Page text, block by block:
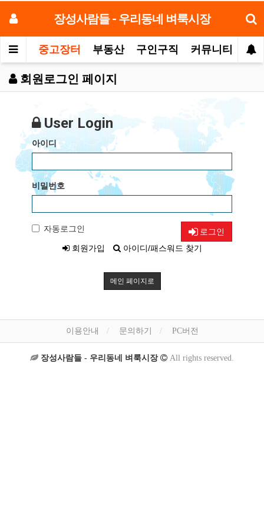
장성사람들 - 우리동네 벼룩시장
중고장터 부동산 구인구직 커뮤니티 모
회원로그인 페이지
User Login
아이디
비밀번호
자동로그인
로그인
회원가입
아이디/패스워드 찾기
메인 페이지로
이용안내 문의하기 PC버전
장성사람들 - 우리동네 벼룩시장 All rights reserved.